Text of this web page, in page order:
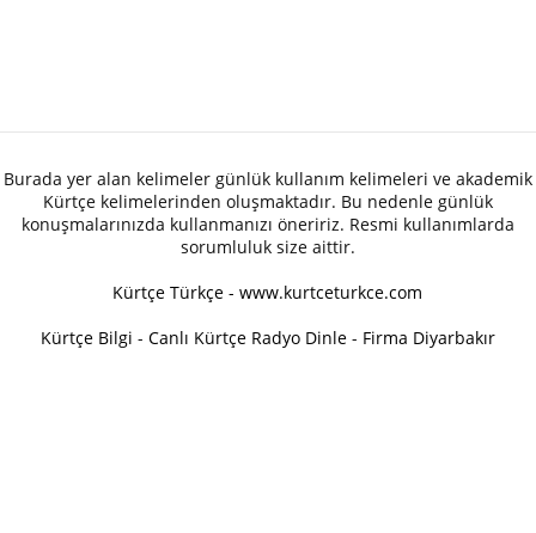
Burada yer alan kelimeler günlük kullanım kelimeleri ve akademik
Kürtçe kelimelerinden oluşmaktadır. Bu nedenle günlük
konuşmalarınızda kullanmanızı öneririz. Resmi kullanımlarda
sorumluluk size aittir.
Kürtçe Türkçe - www.kurtceturkce.com
Kürtçe Bilgi - Canlı Kürtçe Radyo Dinle - Firma Diyarbakır